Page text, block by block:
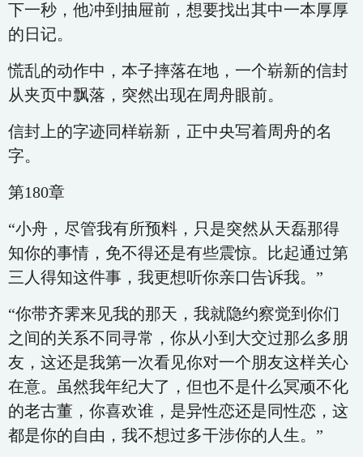
下一秒，他冲到抽屉前，想要找出其中一本厚厚
的日记。
慌乱的动作中，本子摔落在地，一个崭新的信封
从夹页中飘落，突然出现在周舟眼前。
信封上的字迹同样崭新，正中央写着周舟的名
字。
第180章
“小舟，尽管我有所预料，只是突然从天磊那得
知你的事情，免不得还是有些震惊。比起通过第
三人得知这件事，我更想听你亲口告诉我。”
“你带齐霁来见我的那天，我就隐约察觉到你们
之间的关系不同寻常，你从小到大交过那么多朋
友，这还是我第一次看见你对一个朋友这样关心
在意。虽然我年纪大了，但也不是什么冥顽不化
的老古董，你喜欢谁，是异性恋还是同性恋，这
都是你的自由，我不想过多干涉你的人生。”